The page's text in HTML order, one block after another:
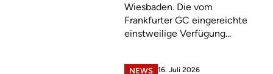
Wiesbaden. Die vom
Frankfurter GC eingereichte
einstweilige Verfügung...
NEWS 16. Juli 2026